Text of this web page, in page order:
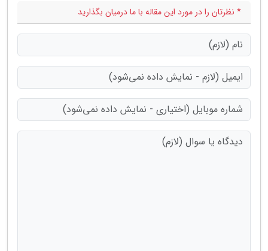
* نظرتان را در مورد این مقاله با ما درمیان بگذارید